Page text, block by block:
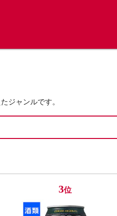
ジャンルです。
3位